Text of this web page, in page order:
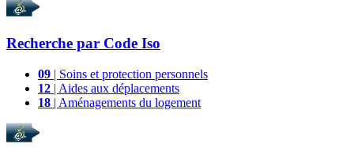
Recherche par Code Iso
09 | Soins et protection personnels
12 | Aides aux déplacements
18 | Aménagements du logement